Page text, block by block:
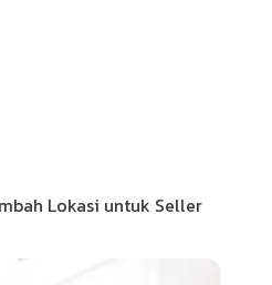
Lokasi untuk Seller